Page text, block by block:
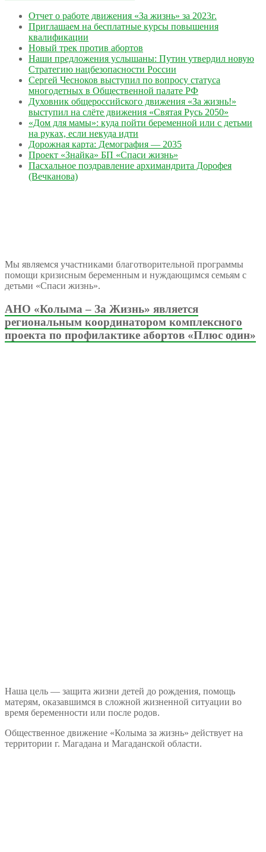
Отчет о работе движения «За жизнь» за 2023г.
Приглашаем на бесплатные курсы повышения
квалификации
Новый трек против абортов
Наши предложения услышаны: Путин утвердил новую
Стратегию нацбезопасности России
Сергей Чесноков выступил по вопросу статуса
многодетных в Общественной палате РФ
Духовник общероссийского движения «За жизнь!»
выступил на слёте движения «Святая Русь 2050»
«Дом для мамы»: куда пойти беременной или с детьми
на руках, если некуда идти
Дорожная карта: Демография — 2035
Проект «Знайка» БП «Спаси жизнь»
Пасхальное поздравление архимандрита Дорофея
(Вечканова)
Мы являемся участниками благотворительной программы
помощи кризисным беременным и нуждающимся семьям с
детьми «Спаси жизнь».
АНО «Колыма – За Жизнь» является
региональным координатором комплексного
проекта по профилактике абортов «Плюс один»
Наша цель — защита жизни детей до рождения, помощь
матерям, оказавшимся в сложной жизненной ситуации во
время беременности или после родов.
Общественное движение «Колыма за жизнь» действует на
территории г. Магадана и Магаданской области.